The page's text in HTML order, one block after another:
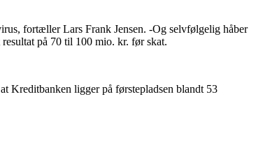
fortæller Lars Frank Jensen. -Og selvfølgelig håber
på 70 til 100 mio. kr. før skat.
Kreditbanken ligger på førstepladsen blandt 53